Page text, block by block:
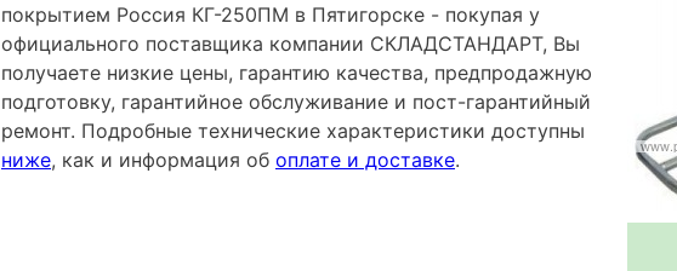
покрытием Россия КГ-250ПМ в Пятигорске - покупая у
официального поставщика компании СКЛАДСТАНДАРТ, Вы
получаете низкие цены, гарантию качества, предпродажную
подготовку, гарантийное обслуживание и пост-гарантийный
ремонт. Подробные технические характеристики доступны
ниже, как и информация об оплате и доставке.